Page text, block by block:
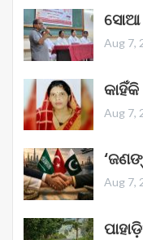
ସୋଆ
Aug 7,
Aug 7,
Aug 7,